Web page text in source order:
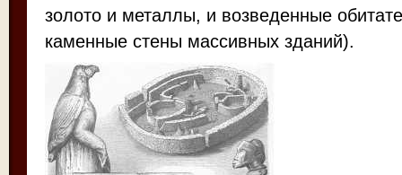
золото и металлы, и возведенные
каменные стены массивных зданий).